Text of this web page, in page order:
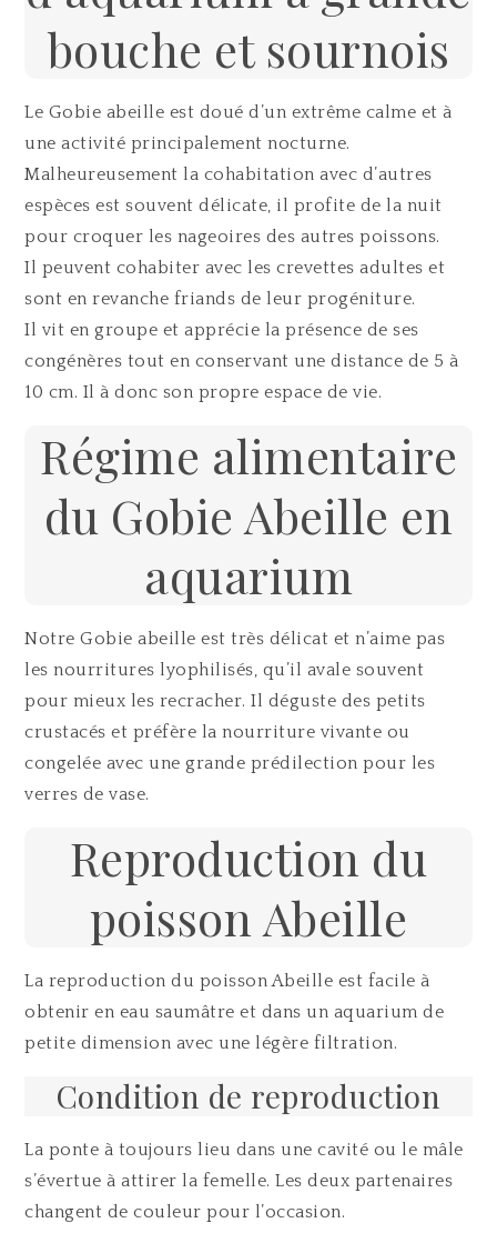
bouche et sournois
Le Gobie abeille est doué d’un extrême calme et à
une activité principalement nocturne.
Malheureusement la cohabitation avec d’autres
espèces est souvent délicate, il profite de la nuit
pour croquer les nageoires des autres poissons.
Il peuvent cohabiter avec les crevettes adultes et
sont en revanche friands de leur progéniture.
Il vit en groupe et apprécie la présence de ses
congénères tout en conservant une distance de 5 à
10 cm. Il à donc son propre espace de vie.
Régime alimentaire
du Gobie Abeille en
aquarium
Notre Gobie abeille est très délicat et n’aime pas
les nourritures lyophilisés, qu’il avale souvent
pour mieux les recracher. Il déguste des petits
crustacés et préfère la nourriture vivante ou
congelée avec une grande prédilection pour les
verres de vase.
Reproduction du
poisson Abeille
La reproduction du poisson Abeille est facile à
obtenir en eau saumâtre et dans un aquarium de
petite dimension avec une légère filtration.
Condition de reproduction
La ponte à toujours lieu dans une cavité ou le mâle
s’évertue à attirer la femelle. Les deux partenaires
changent de couleur pour l’occasion.